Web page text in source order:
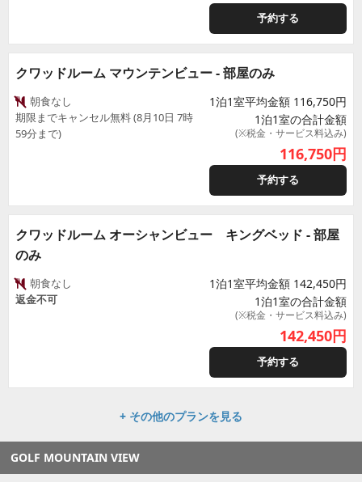
予約する
クワッドルーム マウンテンビュー - 部屋のみ
朝食なし
期限までキャンセル無料 (8月10日 7時
59分まで)
1泊1室平均金額 116,750円
1泊1室の合計金額
(※税金・サービス料込み)
116,750円
予約する
クワッドルーム オーシャンビュー キングベッド - 部屋
のみ
朝食なし
返金不可
1泊1室平均金額 142,450円
1泊1室の合計金額
(※税金・サービス料込み)
142,450円
予約する
+ その他のプランを見る
GOLF MOUNTAIN VIEW